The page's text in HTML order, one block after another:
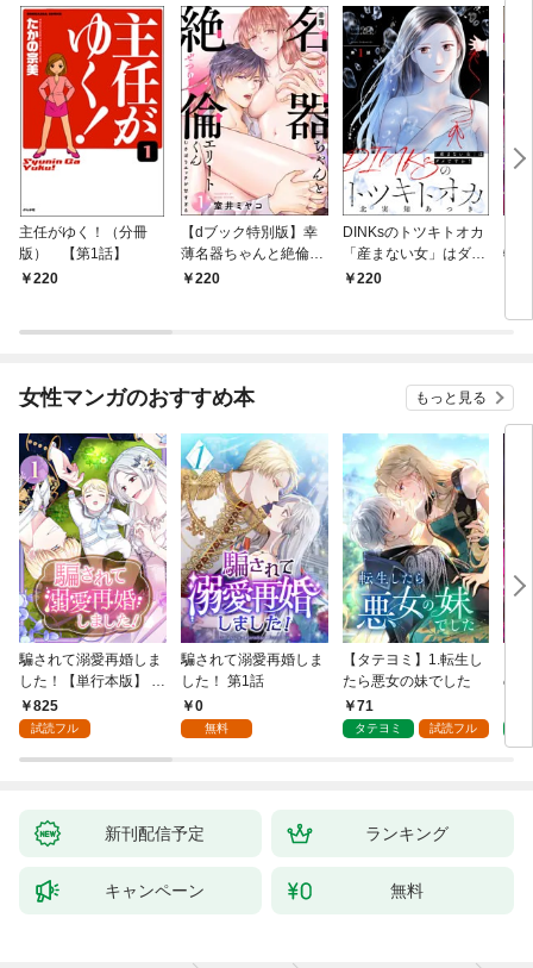
主任がゆく！（分冊
版） 【第1話】
220
【dブック特別版】幸
薄名器ちゃんと絶倫エ
リートくん むさぼりエ
220
DINKsのトツキトオカ
「産まない女」はダメ
ですか？（分冊版）
220
物
話】
女性マンガのおすすめ本 もっと見る
騙されて溺愛再婚しま
した！【単行本版】 1
巻825
試読フル
騙されて溺愛再婚しま
した！ 第1話
0
無料
【タテヨミ】1.転生し
たら悪女の妹でした
71
タテヨミ 試読フル
の
新刊配信予定 ランキング
キャンペーン 無料